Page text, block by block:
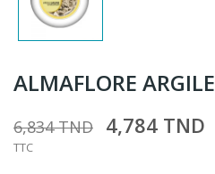
ALMAFLORE
6,834 TND 4,784 TND
TTC